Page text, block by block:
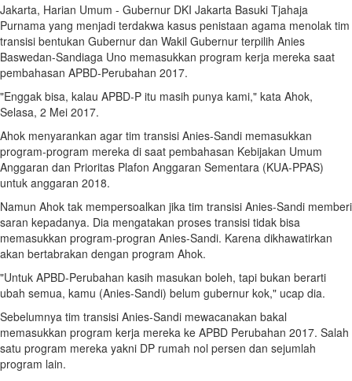
Jakarta, Harian Umum - Gubernur DKI Jakarta Basuki Tjahaja
Purnama yang menjadi terdakwa kasus penistaan agama menolak tim
transisi bentukan Gubernur dan Wakil Gubernur terpilih Anies
Baswedan-Sandiaga Uno memasukkan program kerja mereka saat
pembahasan APBD-Perubahan 2017.
"Enggak bisa, kalau APBD-P itu masih punya kami," kata Ahok,
Selasa, 2 Mei 2017.
Ahok menyarankan agar tim transisi Anies-Sandi memasukkan
program-program mereka di saat pembahasan Kebijakan Umum
Anggaran dan Prioritas Plafon Anggaran Sementara (KUA-PPAS)
untuk anggaran 2018.
Namun Ahok tak mempersoalkan jika tim transisi Anies-Sandi memberi
saran kepadanya. Dia mengatakan proses transisi tidak bisa
memasukkan program-progran Anies-Sandi. Karena dikhawatirkan
akan bertabrakan dengan program Ahok.
"Untuk APBD-Perubahan kasih masukan boleh, tapi bukan berarti
ubah semua, kamu (Anies-Sandi) belum gubernur kok," ucap dia.
Sebelumnya tim transisi Anies-Sandi mewacanakan bakal
memasukkan program kerja mereka ke APBD Perubahan 2017. Salah
satu program mereka yakni DP rumah nol persen dan sejumlah
program lain.